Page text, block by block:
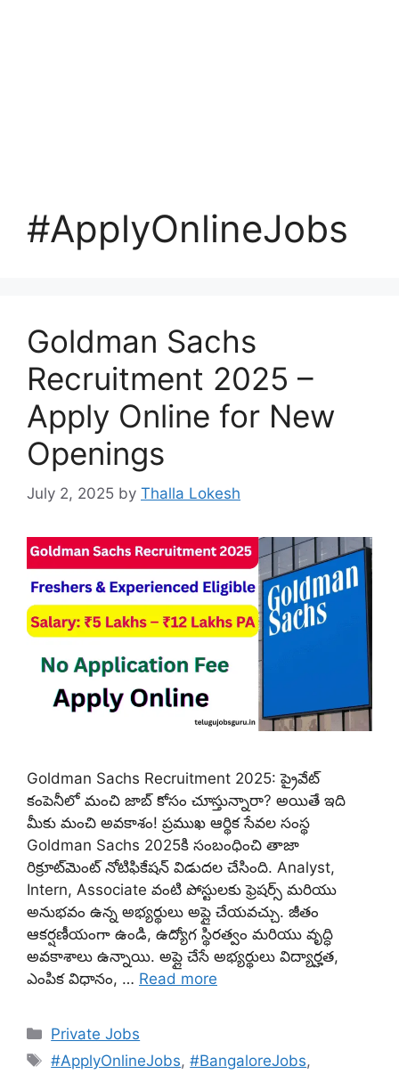
#ApplyOnlineJobs
Goldman Sachs
Recruitment 2025 –
Apply Online for New
Openings
July 2, 2025 by Thalla Lokesh
Goldman Sachs Recruitment 2025: ప్రైవేట్
కంపెనీలో మంచి జాబ్ కోసం చూస్తున్నారా? అయితే ఇది
మీకు మంచి అవకాశం! ప్రముఖ ఆర్థిక సేవల సంస్థ
Goldman Sachs 2025కి సంబంధించి తాజా
రిక్రూట్‌మెంట్ నోటిఫికేషన్ విడుదల చేసింది. Analyst,
Intern, Associate వంటి పోస్టులకు ఫ్రెషర్స్ మరియు
అనుభవం ఉన్న అభ్యర్థులు అప్లై చేయవచ్చు. జీతం
ఆకర్షణీయంగా ఉండి, ఉద్యోగ స్థిరత్వం మరియు వృద్ధి
అవకాశాలు ఉన్నాయి. అప్లై చేసే అభ్యర్థులు విద్యార్హత,
ఎంపిక విధానం, … Read more
Categories
Private Jobs
Tags
#ApplyOnlineJobs,#BangaloreJobs,